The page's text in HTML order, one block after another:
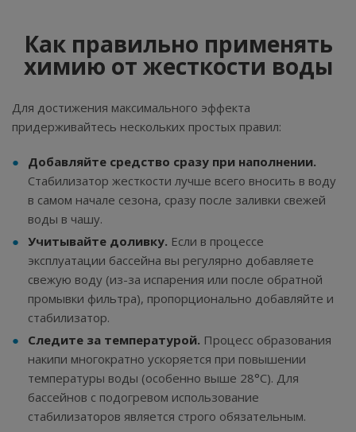
Как правильно применять
химию от жесткости воды
Для достижения максимального эффекта
придерживайтесь нескольких простых правил:
Добавляйте средство сразу при наполнении.
Стабилизатор жесткости лучше всего вносить в воду
в самом начале сезона, сразу после заливки свежей
воды в чашу.
Учитывайте доливку. Если в процессе
эксплуатации бассейна вы регулярно добавляете
свежую воду (из-за испарения или после обратной
промывки фильтра), пропорционально добавляйте и
стабилизатор.
Следите за температурой. Процесс образования
накипи многократно ускоряется при повышении
температуры воды (особенно выше 28°C). Для
бассейнов с подогревом использование
стабилизаторов является строго обязательным.